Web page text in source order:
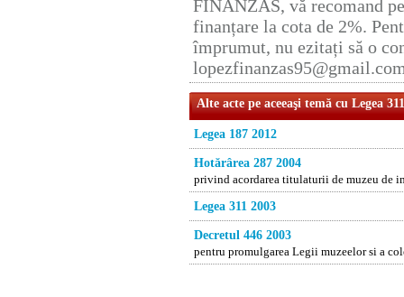
FINANZAS, vă recomand
finanțare la cota de 2%.
împrumut, nu ezitați să o
Alte acte pe aceeaşi temă cu Legea
Legea 187 2012
Hotărârea 287 2004
privind acordarea titulaturii de muzeu de
Legea 311 2003
Decretul 446 2003
pentru promulgarea Legii muzeelor si a